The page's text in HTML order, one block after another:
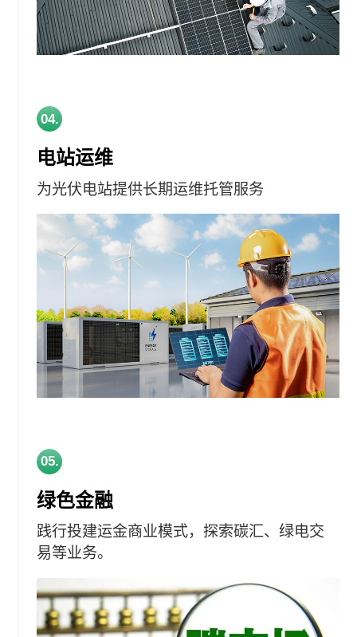
04.
电站运维
为光伏电站提供长期运维托管服务
05.
绿色金融
践行投建运金商业模式，探索碳汇、绿电交
易等业务。